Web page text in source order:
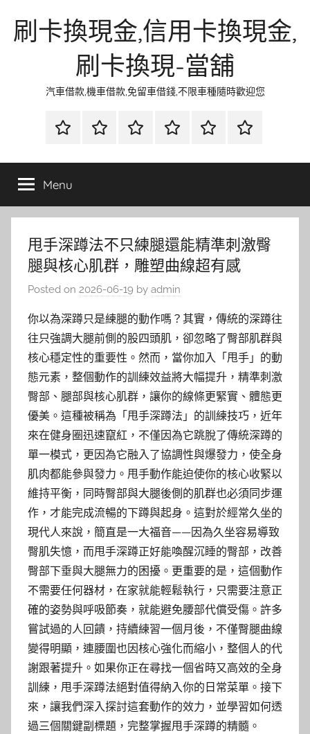
刷卡換現金,信用卡換現金,
刷卡換現-當舖
汽車借款,機車借款,免留車借錢,不限車種隨時歡迎您
首
當
金
網
資
流
時
環
清
聯
徵
Menu
甩手深蹲法不只練腿還能精準刺激臀
腿與核心肌群，雕塑曲線超有感
Posted on 2026-06-19 by admin
你以為深蹲只是練腿的動作嗎？其實，傳統的深蹲往
往只強調大腿前側的股四頭肌，卻忽略了臀部肌群與
核心穩定性的重要性。然而，當你加入「甩手」的動
態元素，整個動作的訓練效益將大幅提升，精準刺激
臀部、腿部與核心肌群，讓你的線條更緊實、體態更
優美。這種被稱為「甩手深蹲法」的訓練技巧，近年
來在健身圈迅速竄紅，不僅因為它跳脫了傳統深蹲的
單一模式，更因為它融入了協調性與爆發力，使全身
肌肉都能參與發力。甩手動作能迫使你的核心收緊以
維持平衡，同時臀部與大腿後側的肌群也必須同步運
作，才能完成流暢的下蹲與起身。這對於經常久坐的
現代人來說，簡直是一大福音——因為久坐容易導致
臀肌失憶，而甩手深蹲正好能喚醒沉睡的臀部，改善
臀部下垂與大腿無力的困擾。更重要的是，這個動作
不需要任何器材，在家就能輕鬆執行，只需要注意正
確的姿勢與呼吸節奏，就能避免腰部代償受傷。許多
嘗試過的人回饋，持續練習一個月後，不僅臀腿曲線
變得明顯，連腰圍也因核心強化而縮小，整個人的代
謝跟著提升。如果你正在尋找一個省時又高效的全身
訓練，甩手深蹲法絕對值得納入你的日常菜單。接下
來，讓我們深入探討這套動作的效力，並學習如何透
過三個關鍵副標題，完整掌握甩手深蹲的精髓。